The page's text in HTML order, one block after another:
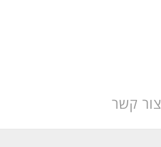
צור קשר